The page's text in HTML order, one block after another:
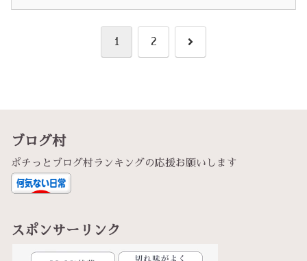
1 2 次
ブログ村
ポチっとブログ村ランキングの応援お願いします
スポンサーリンク